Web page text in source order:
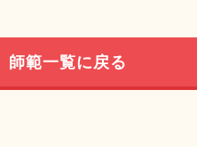
師範一覧に戻る